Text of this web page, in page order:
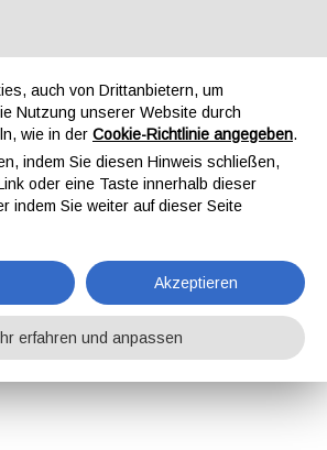
auch von Drittanbietern, um
Nutzung unserer Website durch
wie in der Cookie-Richtlinie angegeben.
indem Sie diesen Hinweis schließen,
oder eine Taste innerhalb dieser
indem Sie weiter auf dieser Seite
Akzeptieren
erfahren und anpassen